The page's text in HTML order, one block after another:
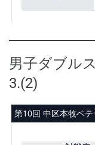
男子ダブル
3.(2)